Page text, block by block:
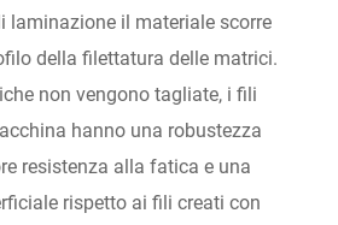
laminazione il materiale scorre
della filettatura delle matrici.
non vengono tagliate, i fili
hanno una robustezza
resistenza alla fatica e una
rispetto ai fili creati con